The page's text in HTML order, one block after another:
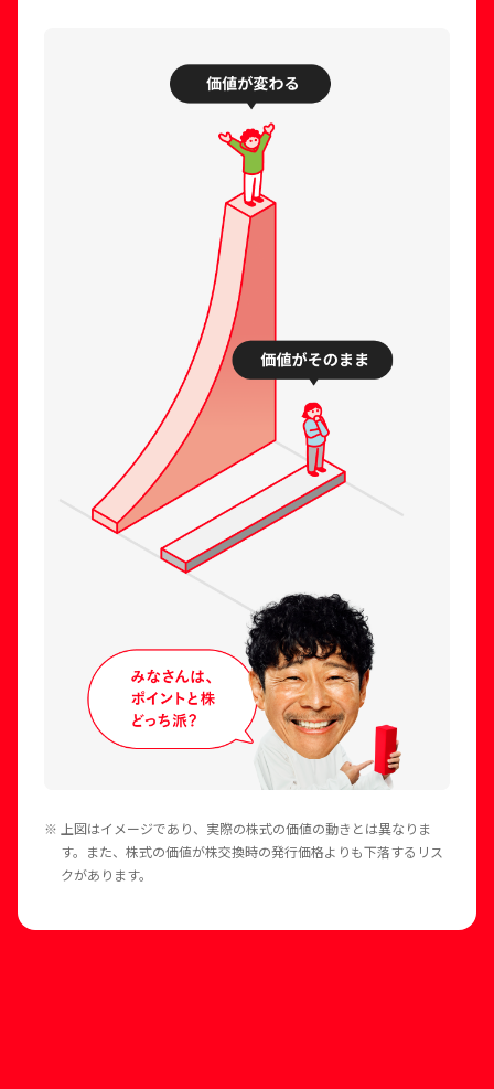
※ 上図はイメージであり、実際の株式の価値の動きとは異なりま
す。また、株式の価値が株交換時の発行価格よりも下落するリス
クがあります。